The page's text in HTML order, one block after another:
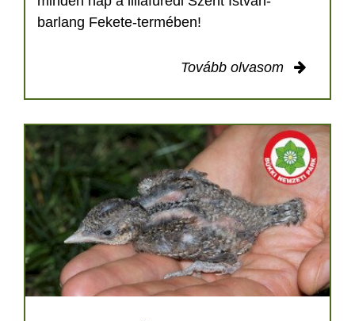
barlang Fekete-termében!
Tovább olvasom